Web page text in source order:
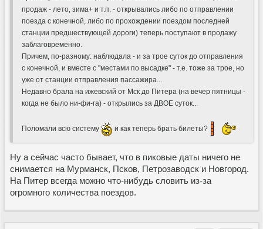
продаж - лето, зима+ и т.п. - открывались либо по отправлении
поезда с конечной, либо по прохождении поездом последней
станции предшествующей дороги) теперь поступают в продажу
заблаговременно.
Причем, по-разному: наблюдала - и за трое суток до отправления
с конечной, и вместе с "местами по высадке" - т.е. тоже за трое, но
уже от станции отправления пассажира...
Недавно брала на ижевский от Мск до Питера (на вечер пятницы -
когда не было ни-фи-га) - открылись за ДВОЕ суток...
Поломали всю систему и как теперь брать билеты?
Ну а сейчас часто бывает, что в пиковые даты ничего не
снимается на Мурманск, Псков, Петрозаводск и Новгород.
На Питер всегда можно что-нибудь словить из-за
огромного количества поездов.